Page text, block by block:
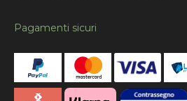
Pagamenti sicuri